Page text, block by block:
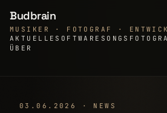
Budbrain
MUSIKER · FOTOGRAF ·
AKTUELLE SOFTWARE SONGS
ÜBER
03.06.2026 · NEWS